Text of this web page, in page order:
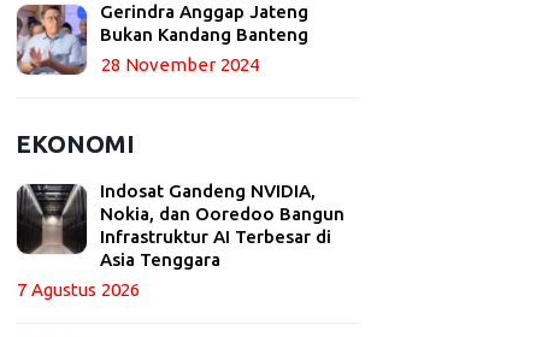
Gerindra Anggap Jateng
Bukan Kandang Banteng
28 November 2024
EKONOMI
Indosat Gandeng NVIDIA,
Nokia, dan Ooredoo Bangun
Infrastruktur AI Terbesar di
Asia Tenggara
7 Agustus 2026